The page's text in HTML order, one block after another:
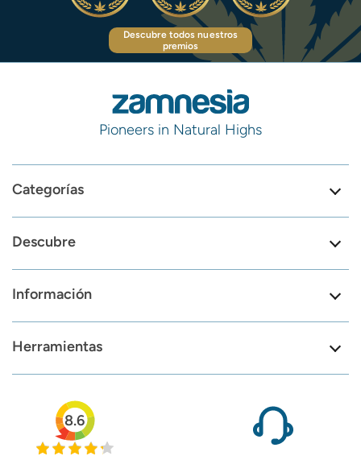
Descubre todos nuestros
premios
Pioneers in Natural Highs
Categorías
Descubre
Información
Herramientas
8.6